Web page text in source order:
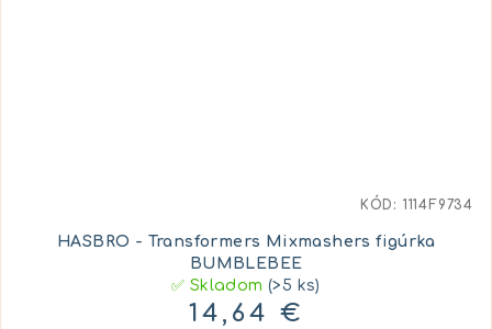
HASBRO - Transformers Mixmashers figúrka
BUMBLEBEE
✅ Skladom(>5 ks)
14,64 €
KÓD: 1114F9734